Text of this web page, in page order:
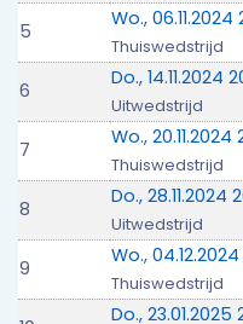
5
Wo., 06.11.2024
Thuiswedstrijd
6
Do., 14.11.2024
Uitwedstrijd
7
Wo., 20.11.2024
Thuiswedstrijd
8
Do., 28.11.2024
Uitwedstrijd
9
Wo.,
Thuiswedstrijd
Do., 23.01.2025